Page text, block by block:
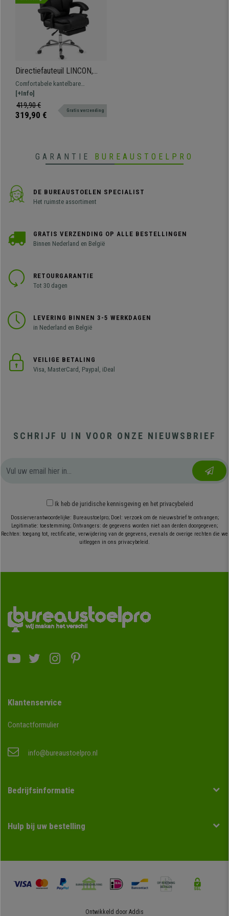
Directiefauteuil LINCON,
Comfortabel en van Hoge
Kwaliteit, Kantelbaar, met
voetsteun, Zwart Leder
Comfortabele kantelbare
bureaufauteuil met voetsteun en
extra vulling voor maximaal
comfort! Sterk en duurzaam, dit is
[+Info]
419,90 €
319,90 € Gratis verzending
GARANTIE BUREAUSTOELPRO
DE BUREAUSTOELEN SPECIALIST
Het ruimste assortiment
GRATIS VERZENDING OP ALLE BESTELLINGEN
Binnen Nederland en België
RETOURGARANTIE
Tot 30 dagen
LEVERING BINNEN 3-5 WERKDAGEN
in Nederland en België
VEILIGE BETALING
Visa, MasterCard, Paypal, iDeal
SCHRIJF U IN VOOR ONZE NIEUWSBRIEF
Ik heb de juridische kennisgeving en het privacybeleid
Dossierverantwoordelijke: Bureaustoelpro; Doel: verzoek om de nieuwsbrief te ontvangen;
Legitimatie: toestemming; Ontvangers: de gegevens worden niet aan derden doorgegeven;
Rechten: toegang tot, rectificatie, verwijdering van de gegevens, evenals de overige rechten die we
uitleggen in ons privacybeleid.
Klantenservice
Contactformulier
info@bureaustoelpro.nl
Bedrijfsinformatie
Hulp bij uw bestelling
Ontwikkeld door Addis